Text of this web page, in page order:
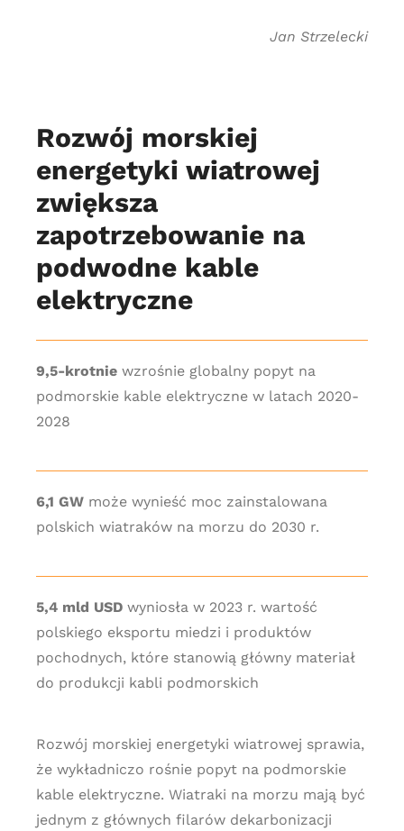
Jan Strzelecki
Rozwój morskiej
energetyki wiatrowej
zwiększa
zapotrzebowanie na
podwodne kable
elektryczne
9,5-krotniewzrośnie globalny popyt na
podmorskie kable elektryczne w latach 2020-
2028
6,1 GWmoże wynieść moc zainstalowana
polskich wiatraków na morzu do 2030 r.
5,4 mld USDwyniosła w 2023 r. wartość
polskiego eksportu miedzi i produktów
pochodnych, które stanowią główny materiał
do produkcji kabli podmorskich
Rozwój morskiej energetyki wiatrowej sprawia,
że wykładniczo rośnie popyt na podmorskie
kable elektryczne. Wiatraki na morzu mają być
jednym z głównych filarów dekarbonizacji